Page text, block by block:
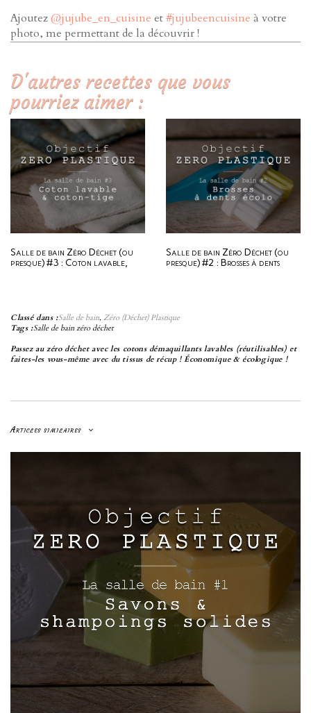
Ajoutez@jujube_en_cuisine et#jujubeencuisine à votre
photo, me permettant de la découvrir !
D'autres recettes que vous
pourriez aimer :
Salle de bain Zéro Déchet (ou
presque) #3 : Coton lavable,
Salle de bain Zéro Déchet (ou
presque) #2 : Brosses à dents
Classé dans :Salle de bain, Zéro (Déchet) Plastique
Tags :Salle de bain zéro déchet
Passez au zéro déchet avec les cotons démaquillants lavables (réutilisables) et
faites-les vous-même avec du tissus de récup ! Économique & écologique !
Articles similaires